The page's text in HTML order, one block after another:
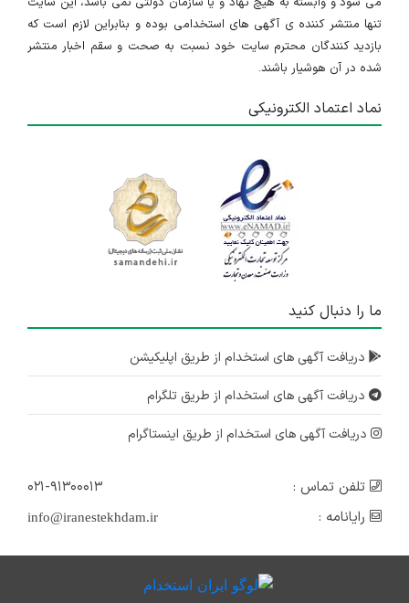
تنها منتشر کننده ی آگهی های استخدامی بوده و بنابراین لازم است که
بازدید کنندگان محترم سایت خود نسبت به صحت و سقم اخبار منتشر
شده در آن هوشیار باشند.
نماد اعتماد الکترونیکی
ما را دنبال کنید
دریافت آگهی های استخدام از طریق اپلیکیشن
دریافت آگهی های استخدام از طریق تلگرام
دریافت آگهی های استخدام از طریق اینستاگرام
تلفن تماس :
۰۲۱-۹۱۳۰۰۰۱۳
رایانامه :
info@iranestekhdam.ir